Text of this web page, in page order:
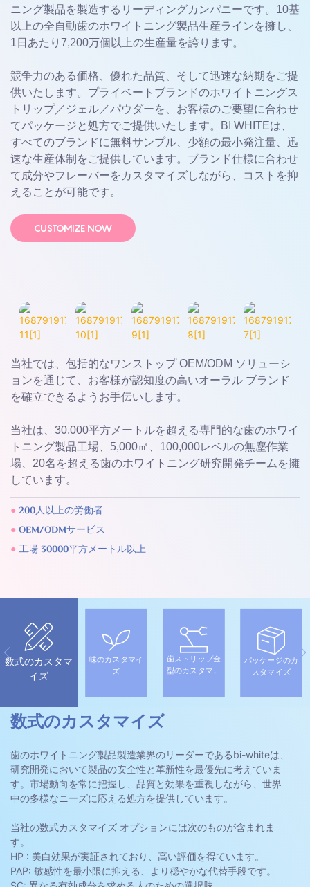
ニング製品を製造するリーディングカンパニーです。10基
以上の全自動歯のホワイトニング製品生産ラインを擁し、
1日あたり7,200万個以上の生産量を誇ります。
競争力のある価格、優れた品質、そして迅速な納期をご提
供いたします。プライベートブランドのホワイトニングス
トリップ／ジェル／パウダーを、お客様のご要望に合わせ
てパッケージと処方でご提供いたします。BI WHITEは、
すべてのブランドに無料サンプル、少額の最小発注量、迅
速な生産体制をご提供しています。ブランド仕様に合わせ
て成分やフレーバーをカスタマイズしながら、コストを抑
えることが可能です。
CUSTOMIZE NOW
当社では、包括的なワンストップ OEM/ODM ソリューシ
ョンを通じて、お客様が認知度の高いオーラル ブランド
を確立できるようお手伝いします。
当社は、30,000平方メートルを超える専門的な歯のホワイ
トニング製品工場、5,000㎡、100,000レベルの無塵作業
場、20名を超える歯のホワイトニング研究開発チームを擁
しています。
● 200人以上の労働者
● OEM/ODMサービス
● 工場 30000平方メートル以上
数式のカスタマ
イズ
味のカスタマイ
ズ
歯ストリップ金
型のカスタマイ
パッケージのカ
スタマイズ
数式のカスタマイズ
歯のホワイトニング製品製造業界のリーダーであるbi-whiteは、
研究開発において製品の安全性と革新性を最優先に考えていま
す。市場動向を常に把握し、品質と効果を重視しながら、世界
中の多様なニーズに応える処方を提供しています。
当社の数式カスタマイズ オプションには次のものが含まれま
す。
HP : 美白効果が実証されており、高い評価を得ています。
PAP: 敏感性を最小限に抑える、より穏やかな代替手段です。